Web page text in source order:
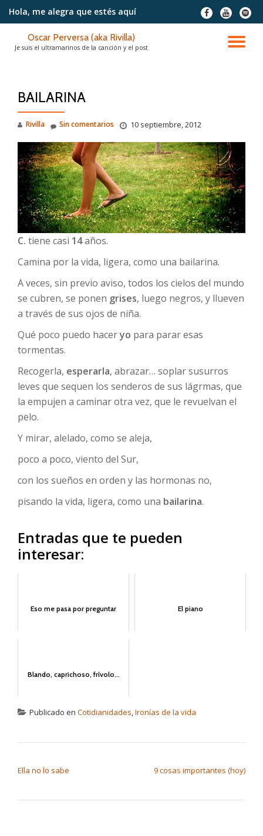
contenido
Hola, me alegra que estés aquí
fa-
facebook
fa-
youtube
fa-
spotify
Oscar Perversa (aka Rivilla)
Je suis el ultramarinos de la canción y el post
BAILARINA
Rivilla 10 septiembre, 2012
Sin comentarios
C. tiene casi 14años.
Camina por la vida, ligera, como una bailarina.
A veces, sin previo aviso, todos los cielos del mundo
se cubren, se ponen grises, luego negros, y llueven
a través de sus ojos de niña.
Qué poco puedo haceryo para parar esas
tormentas.
Recogerla, esperarla, abrazar… soplar susurros
leves que sequen los senderos de sus lágrmas, que
la empujen a caminar otra vez, que le revuelvan el
pelo.
Y mirar, alelado, como se aleja,
poco a poco, viento del Sur,
con los sueños en orden y las hormonas no,
pisando la vida, ligera, como una bailarina.
Entradas que te pueden
interesar:
Eso me pasa por preguntar El piano
Blando, caprichoso, frívolo...
Publicado en Cotidianidades Ironías de la vida
Ella no lo sabe 9 cosas importantes (hoy)